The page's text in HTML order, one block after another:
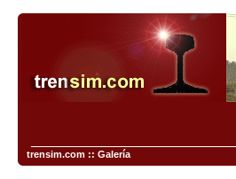
trensim.com :: Galería